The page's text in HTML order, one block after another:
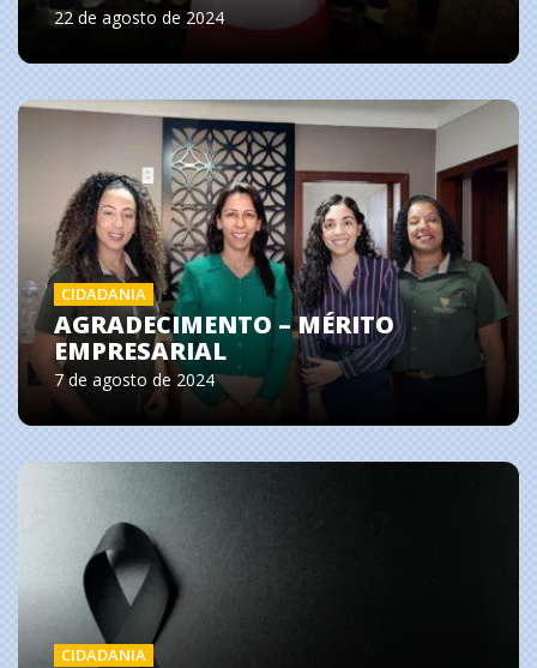
22 de agosto de 2024
CIDADANIA
AGRADECIMENTO – MÉRITO
EMPRESARIAL
7 de agosto de 2024
CIDADANIA